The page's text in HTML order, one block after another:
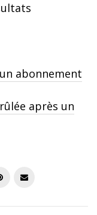
abonnement
après un
n
a